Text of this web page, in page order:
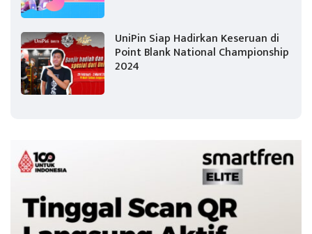
UniPin Siap Hadirkan Keseruan di
Point Blank National Championship
2024